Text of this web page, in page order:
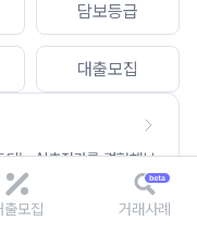
담보등급
대출모집
는 AI추정가를 경험해보
출모집 거래사례